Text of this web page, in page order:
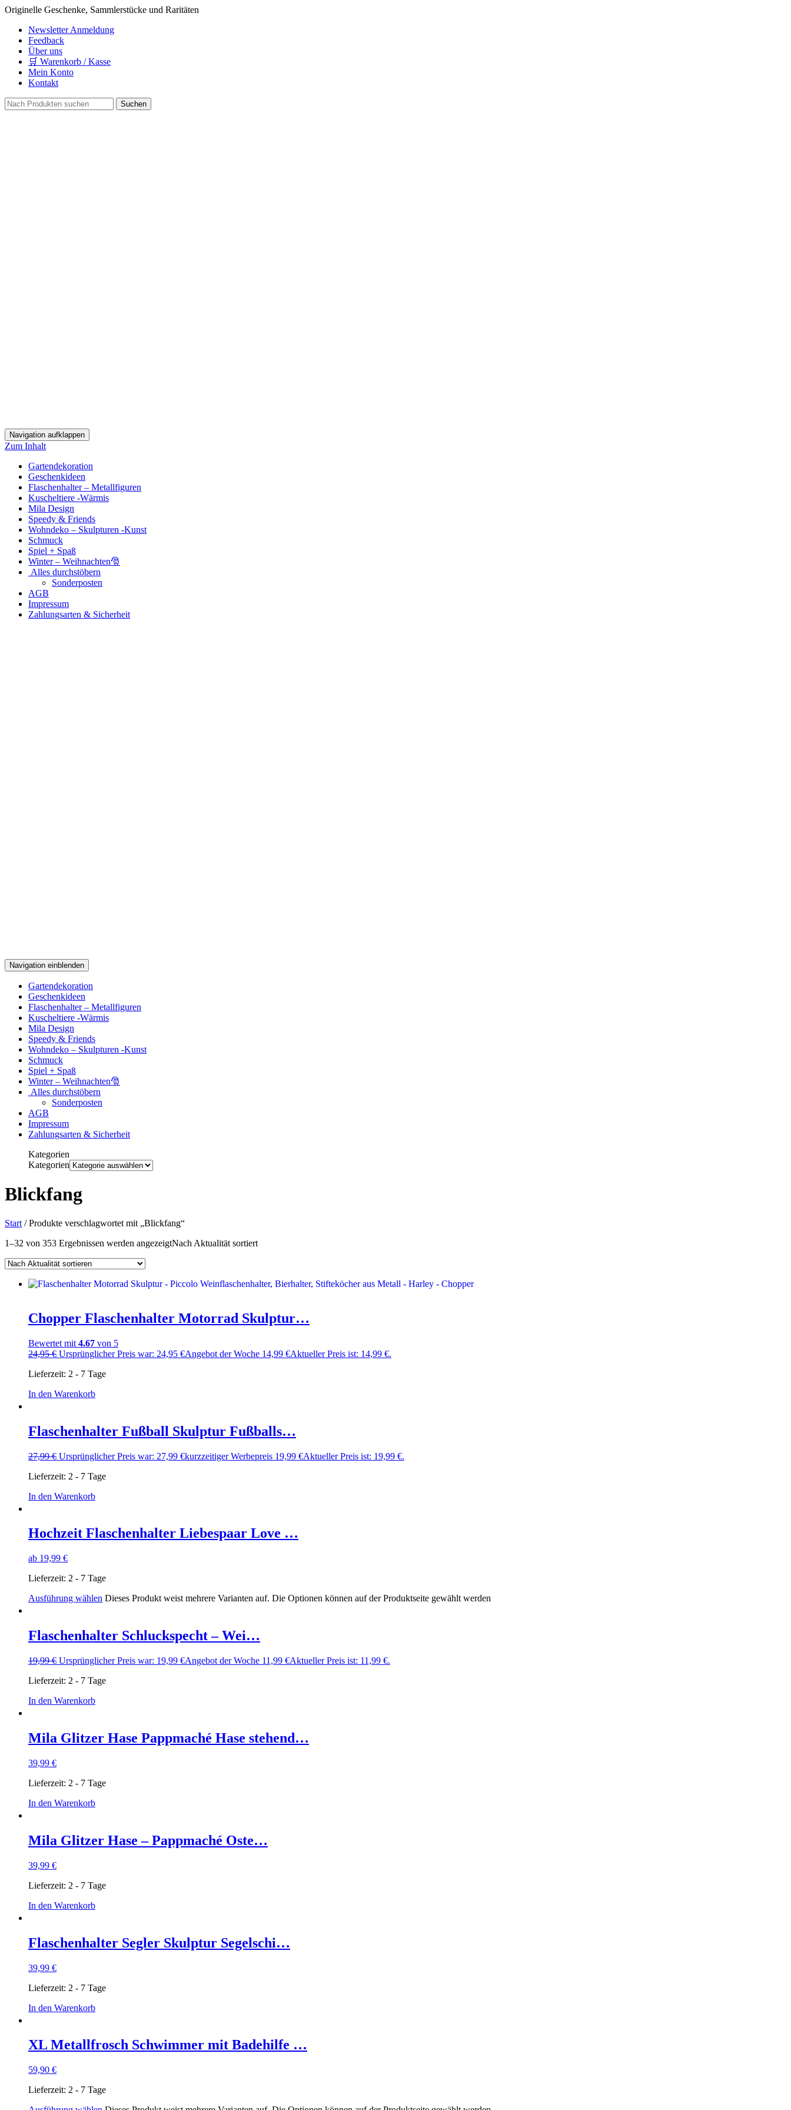
Originelle Geschenke, Sammlerstücke und Raritäten
Newsletter Anmeldung
Feedback
Über uns
🛒 Warenkorb / Kasse
Mein Konto
Kontakt
Navigation aufklappen
Zum Inhalt
Gartendekoration
Geschenkideen
Flaschenhalter – Metallfiguren
Kuscheltiere -Wärmis
Mila Design
Speedy & Friends
Wohndeko – Skulpturen -Kunst
Schmuck
Spiel + Spaß
Winter – Weihnachten🎅
Alles durchstöbern
Sonderposten
AGB
Impressum
Zahlungsarten & Sicherheit
Navigation einblenden
Gartendekoration
Geschenkideen
Flaschenhalter – Metallfiguren
Kuscheltiere -Wärmis
Mila Design
Speedy & Friends
Wohndeko – Skulpturen -Kunst
Schmuck
Spiel + Spaß
Winter – Weihnachten🎅
Alles durchstöbern
Sonderposten
AGB
Impressum
Zahlungsarten & Sicherheit
Kategorien
Kategorien
Blickfang
Start / Produkte verschlagwortet mit „Blickfang“
1–32 von 353 Ergebnissen werden angezeigtNach Aktualität sortiert
Chopper Flaschenhalter Motorrad Skulptur…
Bewertet mit 4.67 von 5
24,95€ Ursprünglicher Preis war: 24,95 €Angebot der Woche 14,99 €Aktueller Preis ist: 14,99 €.
Lieferzeit: 2 - 7 Tage
In den Warenkorb
Flaschenhalter Fußball Skulptur Fußballs…
27,99€ Ursprünglicher Preis war: 27,99 €kurzzeitiger Werbepreis 19,99 €Aktueller Preis ist: 19,99 €.
Lieferzeit: 2 - 7 Tage
In den Warenkorb
Hochzeit Flaschenhalter Liebespaar Love …
ab 19,99 €
Lieferzeit: 2 - 7 Tage
Ausführung wählen Dieses Produkt weist mehrere Varianten auf. Die Optionen können auf der Produktseite gewählt werden
Flaschenhalter Schluckspecht – Wei…
19,99€ Ursprünglicher Preis war: 19,99 €Angebot der Woche 11,99 €Aktueller Preis ist: 11,99 €.
Lieferzeit: 2 - 7 Tage
In den Warenkorb
Mila Glitzer Hase Pappmaché Hase stehend…
39,99 €
Lieferzeit: 2 - 7 Tage
In den Warenkorb
Mila Glitzer Hase – Pappmaché Oste…
39,99 €
Lieferzeit: 2 - 7 Tage
In den Warenkorb
Flaschenhalter Segler Skulptur Segelschi…
39,99 €
Lieferzeit: 2 - 7 Tage
In den Warenkorb
XL Metallfrosch Schwimmer mit Badehilfe …
59,90 €
Lieferzeit: 2 - 7 Tage